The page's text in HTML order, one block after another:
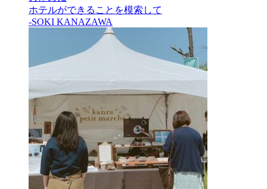
ホテルができることを模索して
-SOKI KANAZAWA